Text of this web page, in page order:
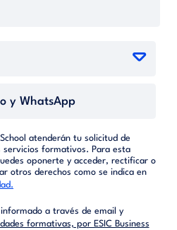
atenderán tu solicitud de
formativos. Para esta
oponerte y acceder, rectificar o
otros derechos como se indica en
a través de email y
formativas, por ESIC Business